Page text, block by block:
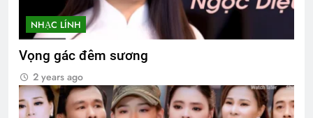
NHẠC LÍNH
Vọng gác đêm sương
2 years ago